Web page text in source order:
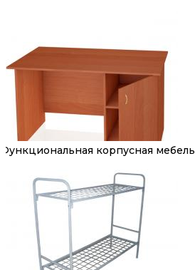
Функциональная корпусная мебель